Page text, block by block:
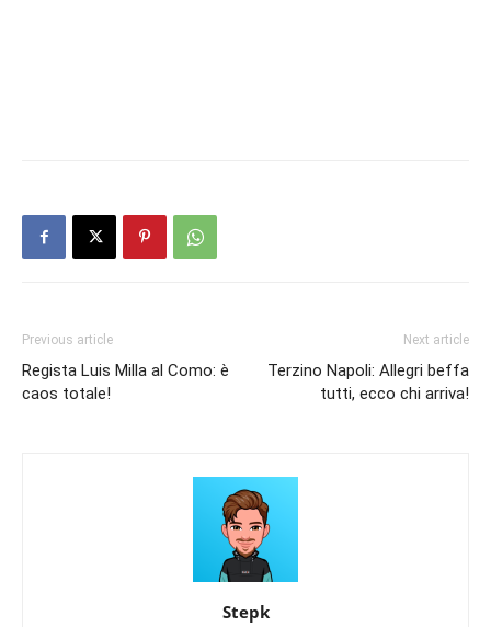
Previous article
Regista Luis Milla al Como: è
caos totale!
Next article
Terzino Napoli: Allegri beffa
tutti, ecco chi arriva!
Stepk